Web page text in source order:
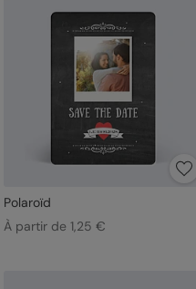
Polaroïd
À partir de 1,25 €